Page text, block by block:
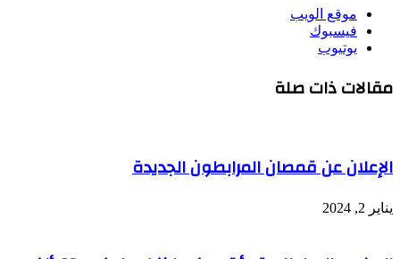
موقع الويب
فيسبوك
يوتيوب
مقالات ذات صلة
الإعلان عن قمصان المرابطون الجديدة
يناير 2, 2024